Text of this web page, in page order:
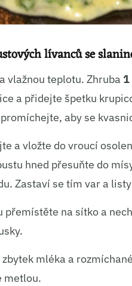
lívanců se
vlažnou teplotu. Zhruba
a přidejte špetku
aby se
a vložte do vroucí
hned přesuňte do
Zastaví se tím var a
přemístěte na sítko a
mléka a
metlou.